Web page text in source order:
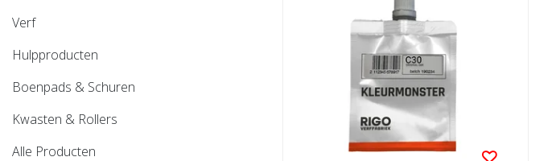
Verf
Hulpproducten
Boenpads & Schuren
Kwasten & Rollers
Alle Producten